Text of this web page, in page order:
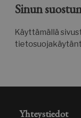
Sinun
Käyttämällä
Yhteystiedot
_ga